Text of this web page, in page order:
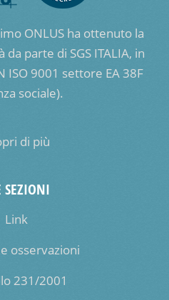
ONLUS ha ottenuto la
parte di SGS ITALIA, in
ISO 9001 settore EA 38F
sociale).
di più
SEZIONI
Link
osservazioni
231/2001